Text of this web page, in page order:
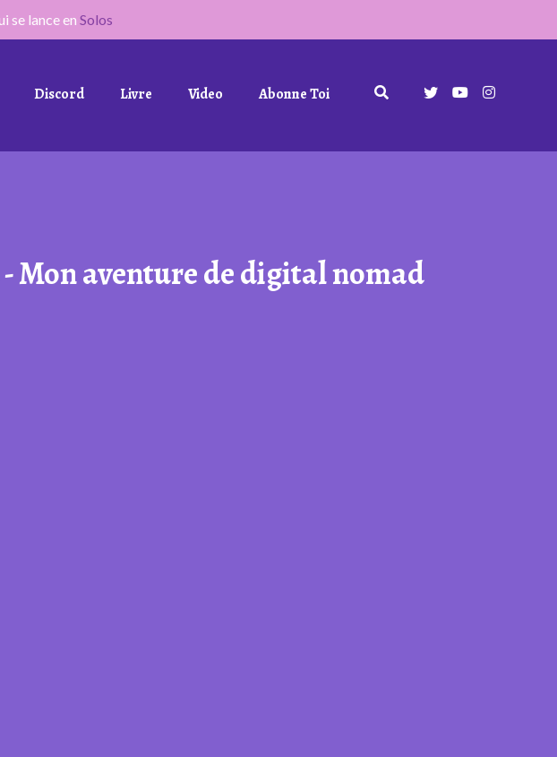
se lance en Solos
Discord Livre Video Abonne Toi
Mon aventure de digital nomad